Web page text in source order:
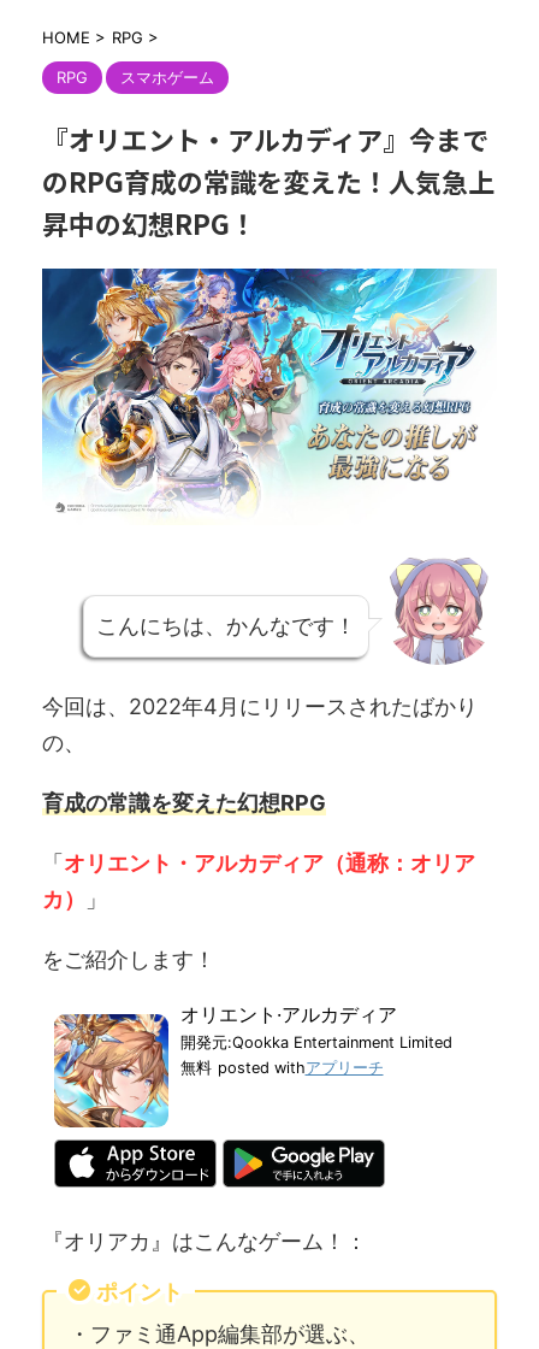
HOME > RPG >
RPG スマホゲーム
『オリエント・アルカディア』今まで
のRPG育成の常識を変えた！人気急上
昇中の幻想RPG！
こんにちは、かんなです！
今回は、2022年4月にリリースされたばかり
の、
育成の常識を変えた幻想RPG
「オリエント・アルカディア（通称：オリア
カ）
」
をご紹介します！
オリエント·アルカディア
開発元:Qookka Entertainment Limited
無料 posted withアプリーチ
『オリアカ』はこんなゲーム！：
ポイント
・ファミ通App編集部が選ぶ、